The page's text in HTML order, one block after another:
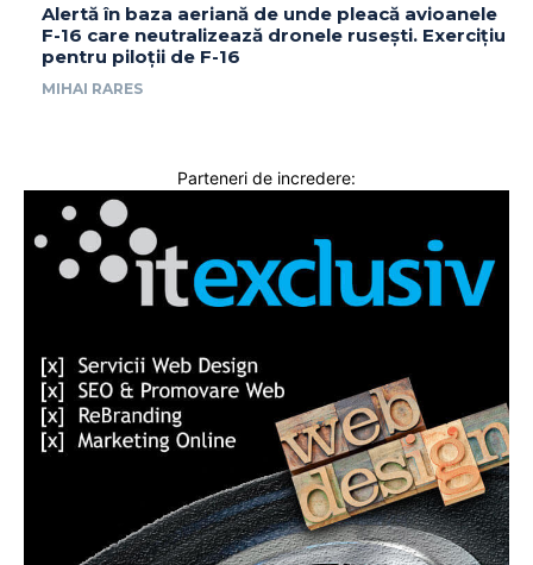
Alertă în baza aeriană de unde pleacă avioanele
F-16 care neutralizează dronele rusești. Exercițiu
pentru piloții de F-16
MIHAI RARES
Parteneri de incredere: